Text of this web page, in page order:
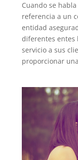
Cuando se
referencia a un
entidad
diferentes entes
servicio a sus
proporcionar